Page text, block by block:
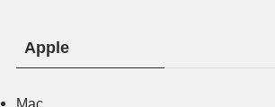
Apple
Mac